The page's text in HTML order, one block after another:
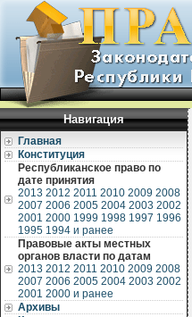
Навигация
Главная
Конституция
Республиканское право по
дате принятия
2013 2012 2011 2010 2009 2008
2007 2006 2005 2004 2003 2002
2001 2000 1999 1998 1997 1996
1995 1994 и ранее
Правовые акты местных
органов власти по датам
2013 2012 2011 2010 2009 2008
2007 2006 2005 2004 2003 2002
2001 2000 и ранее
Архивы